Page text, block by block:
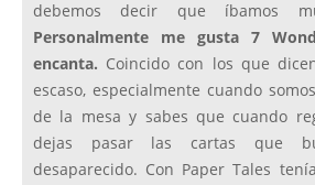
debemos decir que íbamos
Personalmente me gusta 7
encanta. Coincido con los que
escaso, especialmente cuando
de la mesa y sabes que cuando
dejas pasar las cartas que
desaparecido. Con Paper Tales